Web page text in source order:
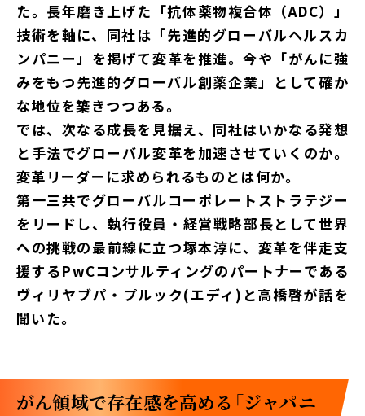
た。長年磨き上げた「抗体薬物複合体（ADC）」
技術を軸に、同社は「先進的グローバルヘルスカ
ンパニー」を掲げて変革を推進。今や「がんに強
みをもつ先進的グローバル創薬企業」として確か
な地位を築きつつある。
では、次なる成長を見据え、同社はいかなる発想
と手法でグローバル変革を加速させていくのか。
変革リーダーに求められるものとは何か。
第一三共でグローバルコーポレートストラテジー
をリードし、執行役員・経営戦略部長として世界
への挑戦の最前線に立つ塚本淳に、変革を伴走支
援するPwCコンサルティングのパートナーである
ヴィリヤブパ・プルック(エディ)と高橋啓が話を
聞いた。
がん領域で存在感を高める「ジャパニ